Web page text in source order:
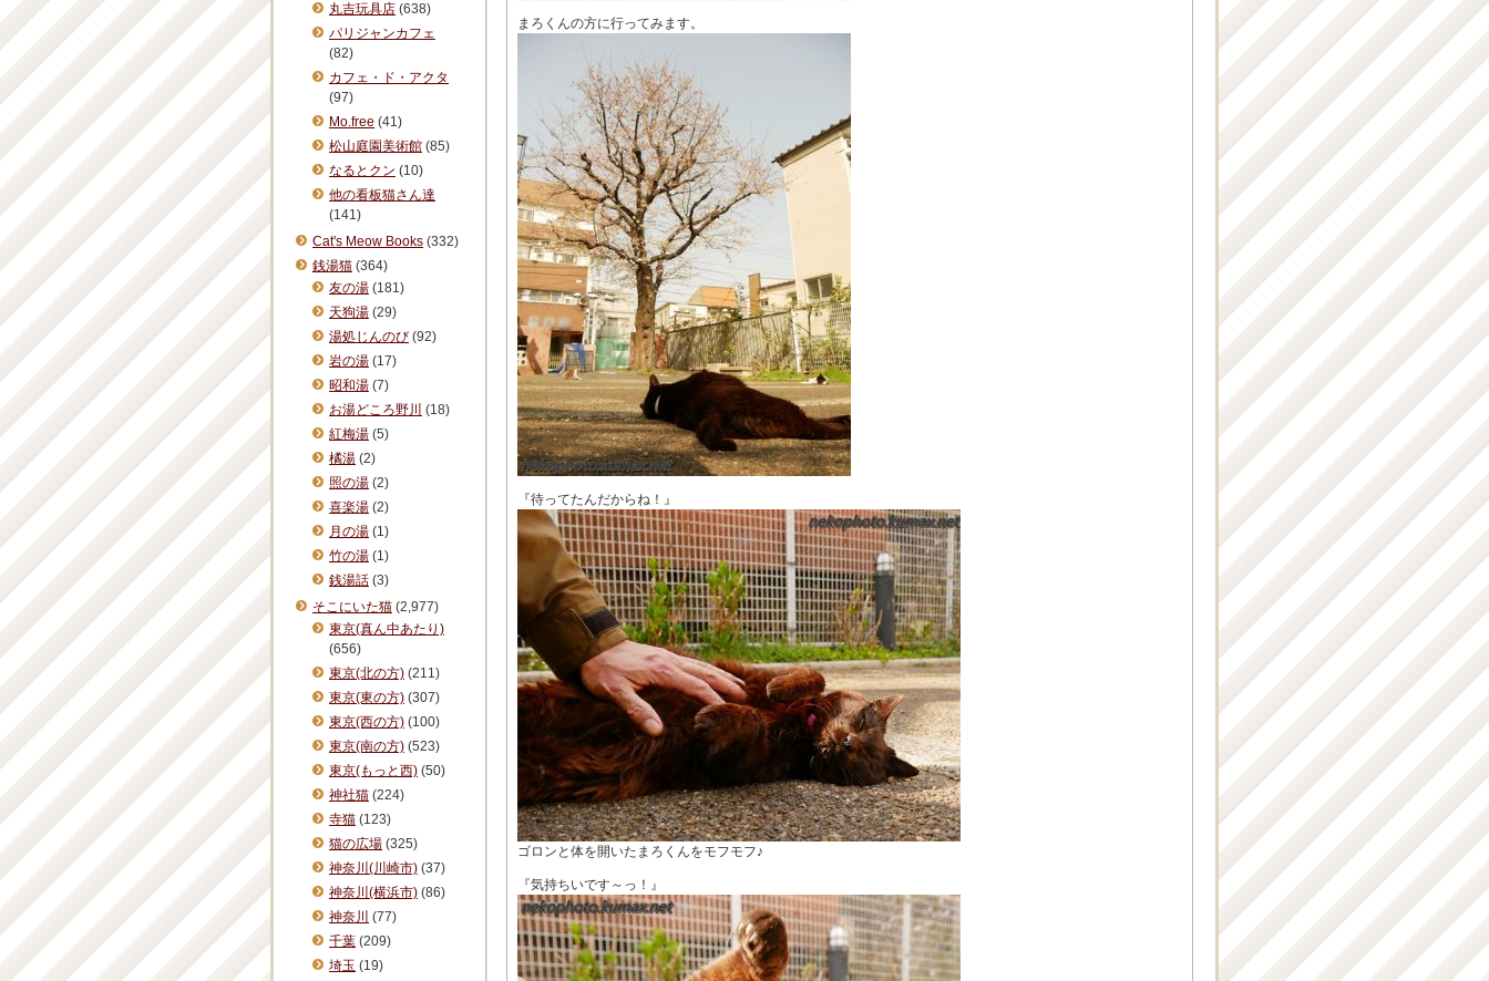
まろくんの方に行ってみます。
『待ってたんだからね！』
ゴロンと体を開いたまろくんをモフモフ♪
『気持ちいです～っ！』
丸吉玩具店 (638)
パリジャンカフェ
(82)
カフェ・ド・アクタ
(97)
Mo.free (41)
松山庭園美術館 (85)
なるとクン (10)
他の看板猫さん達
(141)
Cat's Meow Books (332)
銭湯猫 (364)
友の湯 (181)
天狗湯 (29)
湯処じんのび (92)
岩の湯 (17)
昭和湯 (7)
お湯どころ野川 (18)
紅梅湯 (5)
橘湯 (2)
照の湯 (2)
喜楽湯 (2)
月の湯 (1)
竹の湯 (1)
銭湯話 (3)
そこにいた猫 (2,977)
東京(真ん中あたり)
(656)
東京(北の方) (211)
東京(東の方) (307)
東京(西の方) (100)
東京(南の方) (523)
東京(もっと西) (50)
神社猫 (224)
寺猫 (123)
猫の広場 (325)
神奈川(川崎市) (37)
神奈川(横浜市) (86)
神奈川 (77)
千葉 (209)
埼玉 (19)